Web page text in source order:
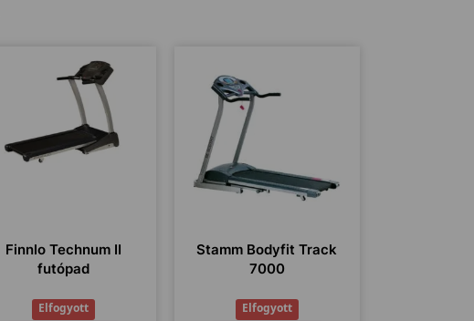
Finnlo Technum II
futópad
Elfogyott
Stamm Bodyfit Track
7000
Elfogyott